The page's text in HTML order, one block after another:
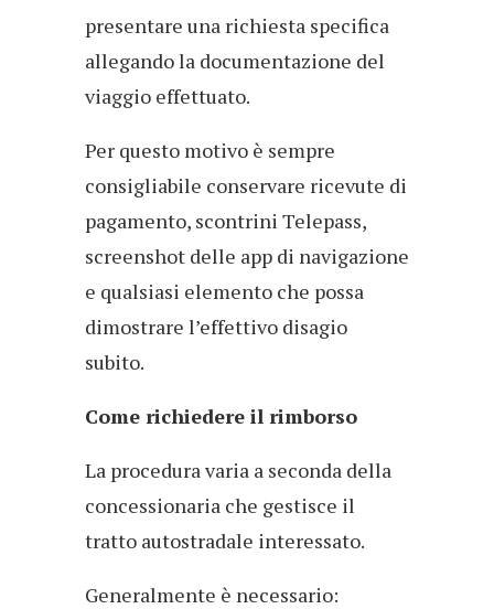
presentare una richiesta specifica
allegando la documentazione del
viaggio effettuato.
Per questo motivo è sempre
consigliabile conservare ricevute di
pagamento, scontrini Telepass,
screenshot delle app di navigazione
e qualsiasi elemento che possa
dimostrare l’effettivo disagio
subito.
Come richiedere il rimborso
La procedura varia a seconda della
concessionaria che gestisce il
tratto autostradale interessato.
Generalmente è necessario: